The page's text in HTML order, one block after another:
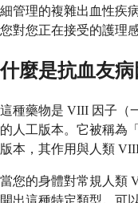
細管理的複雜出血性疾
您對您正在接受的護理
什麼是抗血友
這種藥物是 VIII 因子（
的人工版本。它被稱為
版本，其作用與人類 VIII
當您的身體對常規人類
開出這種特定類型。可